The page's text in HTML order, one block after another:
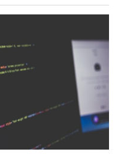
в digital-мире
но преимущество —
и веб-аналитиков,
напрямую,